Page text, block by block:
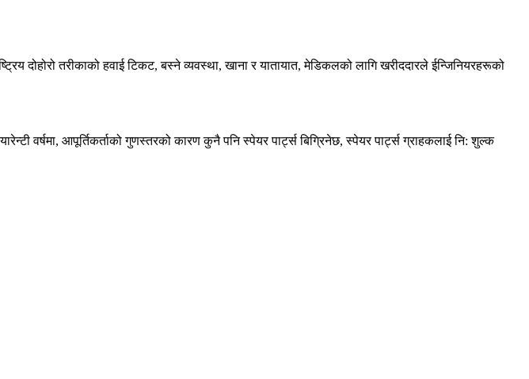
दोहोरो तरीकाको हवाई टिकट, बस्ने व्यवस्था, खाना र यातायात, मेडिकलको लागि खरीददारले ईन्जिनियरहरूको
वर्षमा, आपूर्तिकर्ताको गुणस्तरको कारण कुनै पनि स्पेयर पार्ट्स बिग्रिनेछ, स्पेयर पार्ट्स ग्राहकलाई नि: शुल्क